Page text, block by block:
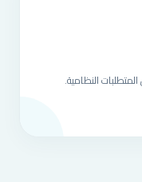
النظامية.